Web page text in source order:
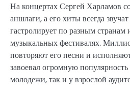
На концертах Сергей Харламов
аншлаги, а его хиты всегда
гастролирует по разным
музыкальных фестивалях.
повторяют его песни и
завоевал огромную
молодежи, так и у взрослой